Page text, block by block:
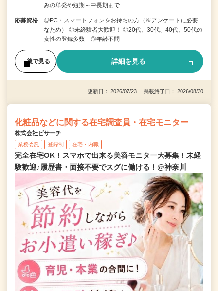
みの単発や短期～中長期まで…
応募資格
◎PC・スマートフォンをお持ちの方（※アンケートに必要
なため） ◎未経験者大歓迎！ ◎20代、30代、40代、50代の
女性の登録多数 ◎年齢不問
後で見る 詳細を見る
更新日： 2026/07/23 掲載終了日： 2026/08/30
化粧品などに関する在宅調査員・在宅モニター
株式会社ビサーチ
業務委託 登録制 在宅・内職
完全在宅OK！スマホで出来る美容モニター大募集！未経
験歓迎♪履歴書・面接不要でスグに働ける！@神奈川